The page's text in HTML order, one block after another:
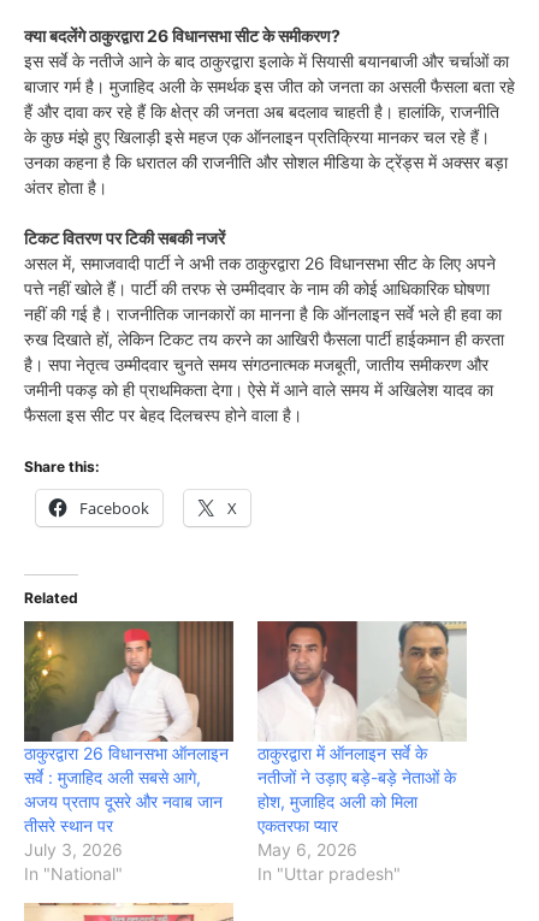
क्या बदलेंगे ठाकुरद्वारा 26 विधानसभा सीट के समीकरण?
इस सर्वे के नतीजे आने के बाद ठाकुरद्वारा इलाके में सियासी बयानबाजी और चर्चाओं का
बाजार गर्म है। मुजाहिद अली के समर्थक इस जीत को जनता का असली फैसला बता रहे
हैं और दावा कर रहे हैं कि क्षेत्र की जनता अब बदलाव चाहती है। हालांकि, राजनीति
के कुछ मंझे हुए खिलाड़ी इसे महज एक ऑनलाइन प्रतिक्रिया मानकर चल रहे हैं।
उनका कहना है कि धरातल की राजनीति और सोशल मीडिया के ट्रेंड्स में अक्सर बड़ा
अंतर होता है।
टिकट वितरण पर टिकी सबकी नजरें
असल में, समाजवादी पार्टी ने अभी तक ठाकुरद्वारा 26 विधानसभा सीट के लिए अपने
पत्ते नहीं खोले हैं। पार्टी की तरफ से उम्मीदवार के नाम की कोई आधिकारिक घोषणा
नहीं की गई है। राजनीतिक जानकारों का मानना है कि ऑनलाइन सर्वे भले ही हवा का
रुख दिखाते हों, लेकिन टिकट तय करने का आखिरी फैसला पार्टी हाईकमान ही करता
है। सपा नेतृत्व उम्मीदवार चुनते समय संगठनात्मक मजबूती, जातीय समीकरण और
जमीनी पकड़ को ही प्राथमिकता देगा। ऐसे में आने वाले समय में अखिलेश यादव का
फैसला इस सीट पर बेहद दिलचस्प होने वाला है।
Share this:
Facebook X
Related
ठाकुरद्वारा 26 विधानसभा ऑनलाइन
सर्वे : मुजाहिद अली सबसे आगे,
अजय प्रताप दूसरे और नवाब जान
तीसरे स्थान पर
July 3, 2026
In "National"
ठाकुरद्वारा में ऑनलाइन सर्वे के
नतीजों ने उड़ाए बड़े-बड़े नेताओं के
होश, मुजाहिद अली को मिला
एकतरफा प्यार
May 6, 2026
In "Uttar pradesh"